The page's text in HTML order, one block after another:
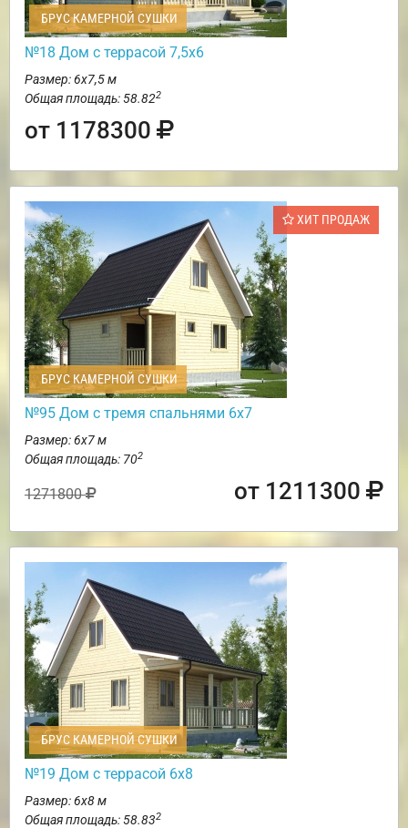
БРУС КАМЕРНОЙ СУШКИ
№18 Дом с террасой 7,5х6
Размер: 6х7,5 м
Общая площадь: 58.822
от 1178300
ХИТ ПРОДАЖ
БРУС КАМЕРНОЙ СУШКИ
№95 Дом с тремя спальнями 6х7
Размер: 6х7 м
Общая площадь: 702
1271800 от 1211300
БРУС КАМЕРНОЙ СУШКИ
№19 Дом с террасой 6х8
Размер: 6х8 м
Общая площадь: 58.832